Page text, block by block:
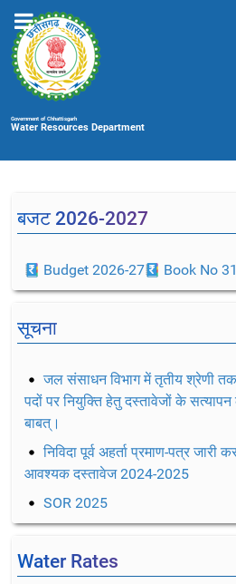
Government of Chhattisgarh
Water Resources Department
बजट 2026-2027
Budget 2026-27 Book No 31
सूचना
जल संसाधन विभाग में तृतीय श्रेणी
पदों पर नियुक्ति हेतु दस्तावेजों के
बाबत्।
निविदा पूर्व अहर्ता प्रमाण-पत्र
आवश्यक दस्तावेज 2024-2025
SOR 2025
Water Rates